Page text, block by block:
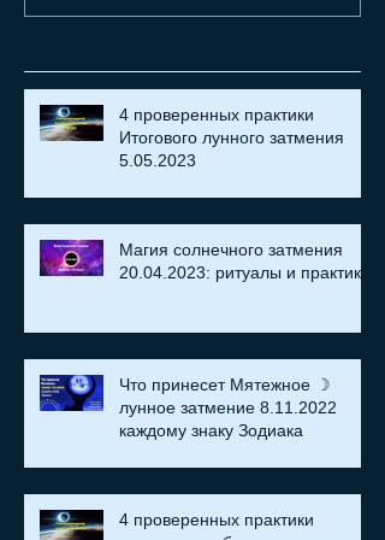
4 проверенных практики
Итогового лунного затмения
5.05.2023
Магия солнечного затмения
20.04.2023: ритуалы и практики
Что принесет Мятежное ☽
лунное затмение 8.11.2022
каждому знаку Зодиака
4 проверенных практики